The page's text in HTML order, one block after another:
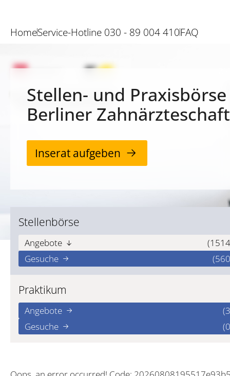
HomeService-Hotline 030 - 89 004 410FAQ
Stellen- und
Berliner Zahnärzteschaft
Inserat aufgeben
Stellenbörse
Angebote
Gesuche
Praktikum
Angebote
Gesuche